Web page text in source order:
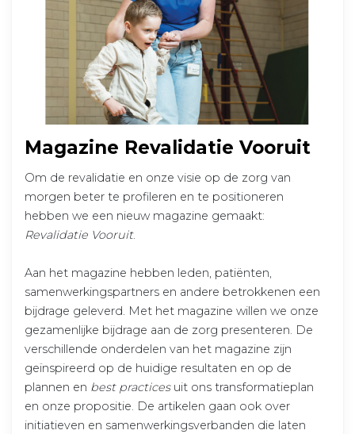
Magazine Revalidatie Vooruit
Om de revalidatie en onze visie op de zorg van
morgen beter te profileren en te positioneren
hebben we een nieuw magazine gemaakt:
Revalidatie Vooruit.
Aan het magazine hebben leden, patiënten,
samenwerkingspartners en andere betrokkenen een
bijdrage geleverd. Met het magazine willen we onze
gezamenlijke bijdrage aan de zorg presenteren. De
verschillende onderdelen van het magazine zijn
geïnspireerd op de huidige resultaten en op de
plannen en best practicesuit ons transformatieplan
en onze propositie. De artikelen gaan ook over
initiatieven en samenwerkingsverbanden die laten